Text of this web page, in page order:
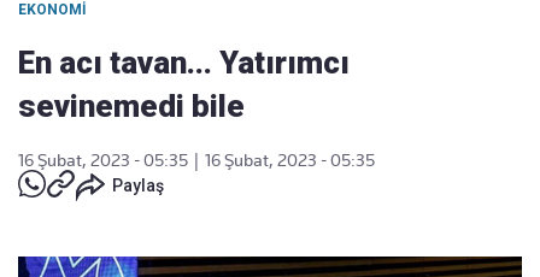
EKONOMI
En acı tavan... Yatırımcı
sevinemedi bile
16 Şubat, 2023 - 05:35
16 Şubat, 2023 - 05:35
Paylaş